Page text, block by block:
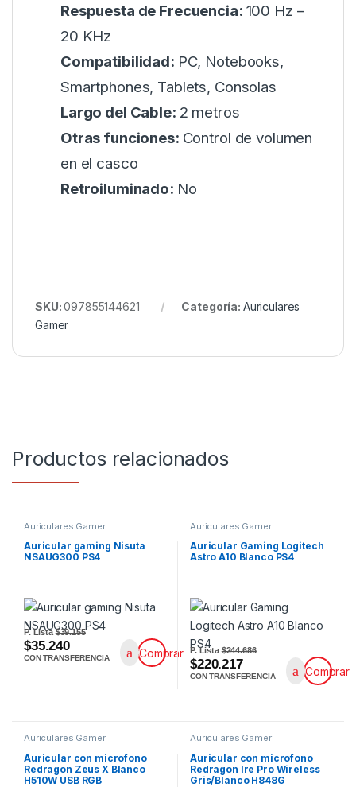
Respuesta de Frecuencia: 100 Hz –
20 KHz
Compatibilidad: PC, Notebooks,
Smartphones, Tablets, Consolas
Largo del Cable: 2 metros
Otras funciones: Control de volumen
en el casco
Retroiluminado: No
SKU:097855144621 Categoría: Auriculares
Gamer
Productos relacionados
Auriculares Gamer
Auricular gaming Nisuta
NSAUG300 PS4
P. Lista$39.155
$35.240
CON TRANSFERENCIA Comprar
Auriculares Gamer
Auricular Gaming Logitech
Astro A10 Blanco PS4
P. Lista$244.686
$220.217
CON TRANSFERENCIA Comprar
Auriculares Gamer
Auricular con microfono
Redragon Zeus X Blanco
H510W USB RGB
Auriculares Gamer
Auricular con microfono
Redragon Ire Pro Wireless
Gris/Blanco H848G